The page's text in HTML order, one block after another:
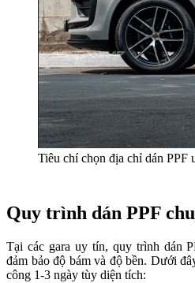
Tiêu chí chọn địa chỉ dán PPF
Quy trình dán PPF
Tại các gara uy tín, quy trình dán
đảm bảo độ bám và độ bền. Dưới
công 1-3 ngày tùy diện tích: